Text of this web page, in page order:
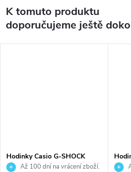
K tomuto produktu
doporučujeme ještě
Hodinky Casio G-SHOCK
GMA-P2100SA-1A1ER
Až 100 dní na vrácení zboží.